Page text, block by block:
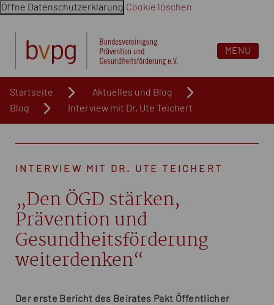
Öffne Datenschutzerklärung Cookie löschen
MENU
Startseite
Aktuelles und Blog
Blog
Interview mit Dr. Ute Teichert
INTERVIEW MIT DR. UTE TEICHERT
„Den ÖGD stärken,
Prävention und
Gesundheitsförderung
weiterdenken“
Der erste Bericht des Beirates Pakt Öffentlicher